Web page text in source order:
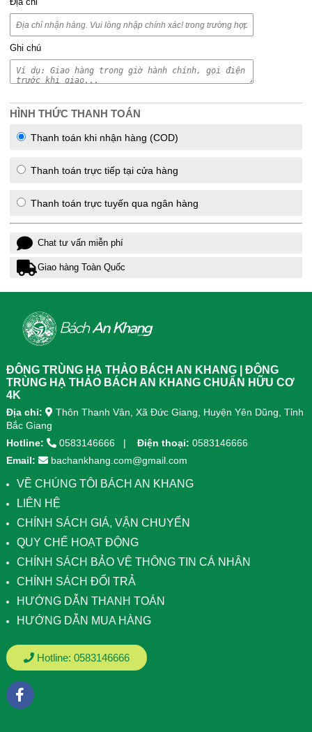
Ghi chú
HÌNH THỨC THANH TOÁN
Thanh toán khi nhận hàng (COD)
Thanh toán trực tiếp tại cửa hàng
Thanh toán trực tuyến qua ngân hàng
Chat tư vấn miễn phí
Giao hàng Toàn Quốc
ĐÔNG TRÙNG HẠ THẢO BÁCH AN KHANG | ĐÔNG
TRÙNG HẠ THẢO BÁCH AN KHANG CHUẨN HỮU CƠ
4K
Địa chỉ:
Thôn Thanh Vân, Xã Đức Giang, Huyện Yên Dũng, Tỉnh
Bắc Giang
Hotline:
0583146666 Điện thoại: 0583146666
Email:
bachankhang.com@gmail.com
VỀ CHÚNG TÔI BÁCH AN KHANG
LIÊN HỆ
CHÍNH SÁCH GIÁ, VẬN CHUYỂN
QUY CHẾ HOẠT ĐỘNG
CHÍNH SÁCH BẢO VỆ THÔNG TIN CÁ NHÂN
CHÍNH SÁCH ĐỔI TRẢ
HƯỚNG DẪN THANH TOÁN
HƯỚNG DẪN MUA HÀNG
Hotline: 0583146666